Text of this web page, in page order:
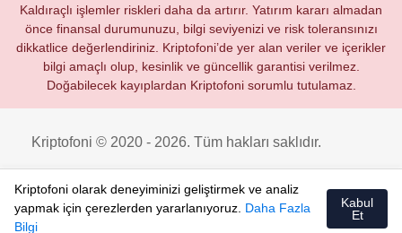
Kaldıraçlı işlemler riskleri daha da artırır. Yatırım kararı almadan
önce finansal durumunuzu, bilgi seviyenizi ve risk toleransınızı
dikkatlice değerlendiriniz. Kriptofoni’de yer alan veriler ve içerikler
bilgi amaçlı olup, kesinlik ve güncellik garantisi verilmez.
Doğabilecek kayıplardan Kriptofoni sorumlu tutulamaz.
Kriptofoni © 2020 - 2026. Tüm hakları saklıdır.
Kriptofoni olarak deneyiminizi geliştirmek ve analiz
yapmak için çerezlerden yararlanıyoruz. Daha Fazla
Bilgi
Kabul
Et